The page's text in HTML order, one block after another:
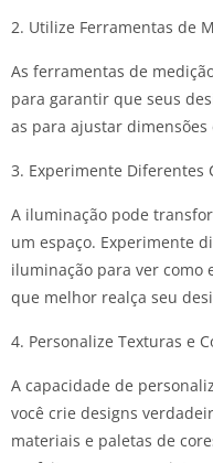
2. Utilize Ferramentas de
As ferramentas de
para garantir que seus
as para ajustar dimensões
3. Experimente Diferentes
A iluminação pode
um espaço. Experimente
iluminação para ver como
que melhor realça seu
4. Personalize Texturas e
A capacidade de
você crie designs
materiais e paletas de